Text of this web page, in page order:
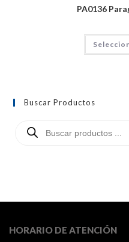
PA0136
Buscar Productos
HORARIO DE ATENCIÓN